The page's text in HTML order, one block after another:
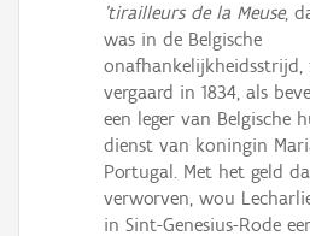
'tirailleurs de la Meuse,
was in de Belgische
vergaard in 1834, als
een leger van Belgische
dienst van koningin
Portugal. Met het geld
verworven, wou
in Sint-Genesius-Rode